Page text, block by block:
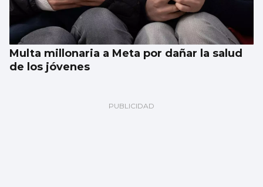
Multa millonaria a Meta por dañar la salud
de los jóvenes